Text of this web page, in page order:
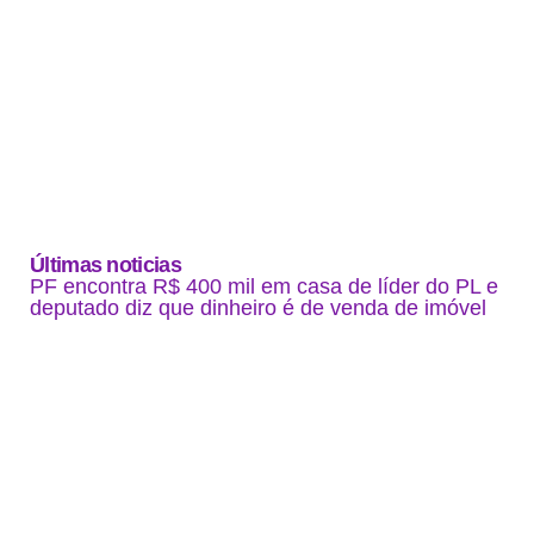
Últimas noticias
PF encontra R$ 400 mil em casa de líder do PL e
deputado diz que dinheiro é de venda de imóvel